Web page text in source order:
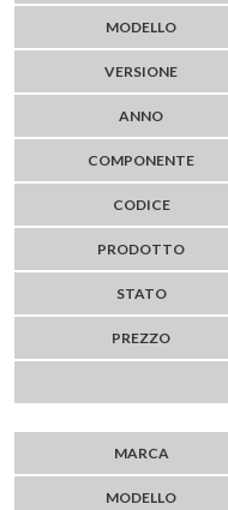
MODELLO
VERSIONE
ANNO
COMPONENTE
CODICE
PRODOTTO
STATO
PREZZO
MARCA
MODELLO